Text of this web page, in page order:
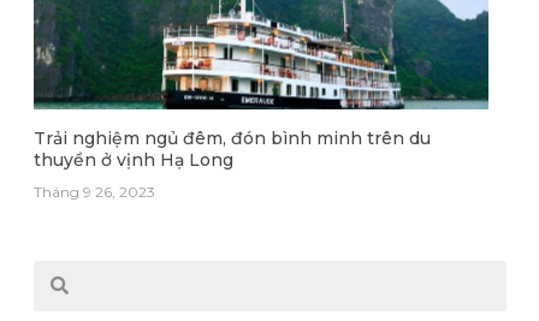
Trải nghiệm ngủ đêm, đón bình minh trên du
thuyền ở vịnh Hạ Long
Tháng 9 26, 2023